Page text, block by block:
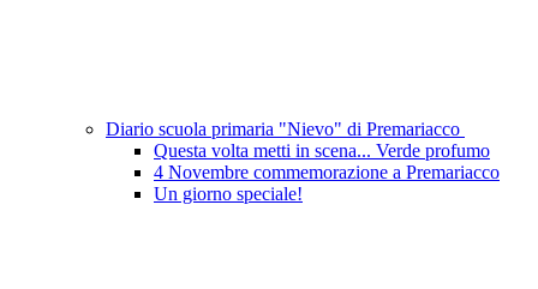
Diario scuola primaria "Nievo" di Premariacco
Questa volta metti in scena... Verde profumo
4 Novembre commemorazione a Premariacco
Un giorno speciale!